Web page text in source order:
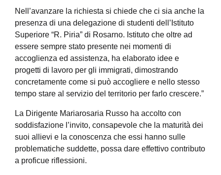
Nell’avanzare la richiesta si chiede che ci sia anche la
presenza di una delegazione di studenti dell’Istituto
Superiore “R. Piria” di Rosarno. Istituto che oltre ad
essere sempre stato presente nei momenti di
accoglienza ed assistenza, ha elaborato idee e
progetti di lavoro per gli immigrati, dimostrando
concretamente come si può accogliere e nello stesso
tempo stare al servizio del territorio per farlo crescere.”
La Dirigente Mariarosaria Russo ha accolto con
soddisfazione l’invito, consapevole che la maturità dei
suoi allievi e la conoscenza che essi hanno sulle
problematiche suddette, possa dare effettivo contributo
a proficue riflessioni.